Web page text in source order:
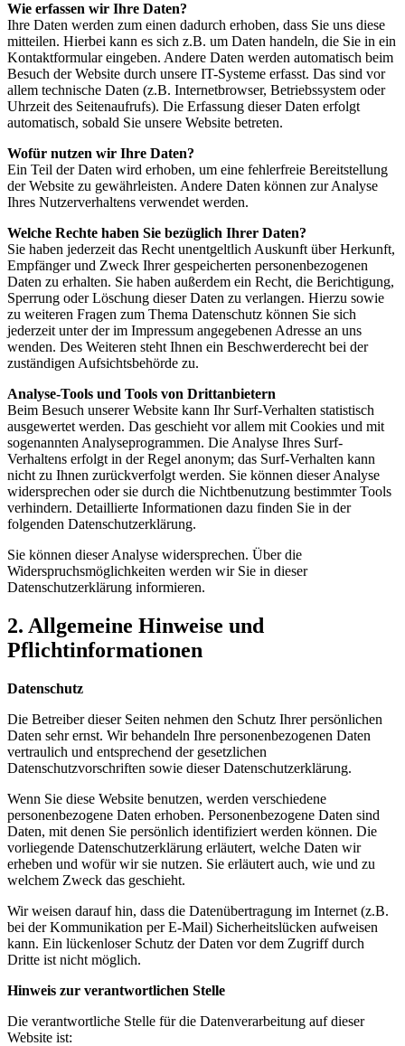
Wie erfassen wir Ihre Daten?
Ihre Daten werden zum einen dadurch erhoben, dass Sie uns diese
mitteilen. Hierbei kann es sich z.B. um Daten handeln, die Sie in ein
Kontaktformular eingeben. Andere Daten werden automatisch beim
Besuch der Website durch unsere IT-Systeme erfasst. Das sind vor
allem technische Daten (z.B. Internetbrowser, Betriebssystem oder
Uhrzeit des Seitenaufrufs). Die Erfassung dieser Daten erfolgt
automatisch, sobald Sie unsere Website betreten.
Wofür nutzen wir Ihre Daten?
Ein Teil der Daten wird erhoben, um eine fehlerfreie Bereitstellung
der Website zu gewährleisten. Andere Daten können zur Analyse
Ihres Nutzerverhaltens verwendet werden.
Welche Rechte haben Sie bezüglich Ihrer Daten?
Sie haben jederzeit das Recht unentgeltlich Auskunft über Herkunft,
Empfänger und Zweck Ihrer gespeicherten personenbezogenen
Daten zu erhalten. Sie haben außerdem ein Recht, die Berichtigung,
Sperrung oder Löschung dieser Daten zu verlangen. Hierzu sowie
zu weiteren Fragen zum Thema Datenschutz können Sie sich
jederzeit unter der im Impressum angegebenen Adresse an uns
wenden. Des Weiteren steht Ihnen ein Beschwerderecht bei der
zuständigen Aufsichtsbehörde zu.
Analyse-Tools und Tools von Drittanbietern
Beim Besuch unserer Website kann Ihr Surf-Verhalten statistisch
ausgewertet werden. Das geschieht vor allem mit Cookies und mit
sogenannten Analyseprogrammen. Die Analyse Ihres Surf-
Verhaltens erfolgt in der Regel anonym; das Surf-Verhalten kann
nicht zu Ihnen zurückverfolgt werden. Sie können dieser Analyse
widersprechen oder sie durch die Nichtbenutzung bestimmter Tools
verhindern. Detaillierte Informationen dazu finden Sie in der
folgenden Datenschutzerklärung.
Sie können dieser Analyse widersprechen. Über die
Widerspruchsmöglichkeiten werden wir Sie in dieser
Datenschutzerklärung informieren.
2. Allgemeine Hinweise und
Pflichtinformationen
Datenschutz
Die Betreiber dieser Seiten nehmen den Schutz Ihrer persönlichen
Daten sehr ernst. Wir behandeln Ihre personenbezogenen Daten
vertraulich und entsprechend der gesetzlichen
Datenschutzvorschriften sowie dieser Datenschutzerklärung.
Wenn Sie diese Website benutzen, werden verschiedene
personenbezogene Daten erhoben. Personenbezogene Daten sind
Daten, mit denen Sie persönlich identifiziert werden können. Die
vorliegende Datenschutzerklärung erläutert, welche Daten wir
erheben und wofür wir sie nutzen. Sie erläutert auch, wie und zu
welchem Zweck das geschieht.
Wir weisen darauf hin, dass die Datenübertragung im Internet (z.B.
bei der Kommunikation per E-Mail) Sicherheitslücken aufweisen
kann. Ein lückenloser Schutz der Daten vor dem Zugriff durch
Dritte ist nicht möglich.
Hinweis zur verantwortlichen Stelle
Die verantwortliche Stelle für die Datenverarbeitung auf dieser
Website ist: